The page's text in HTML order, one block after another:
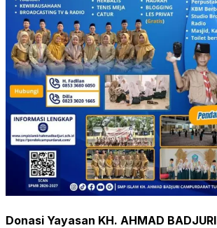
Donasi Yayasan KH. AHMAD BADJURI